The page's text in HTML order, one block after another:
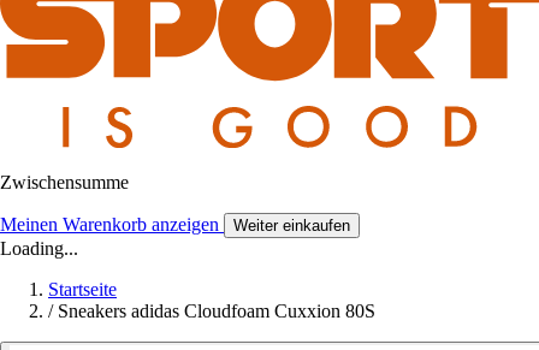
Zwischensumme
Meinen Warenkorb anzeigen Weiter einkaufen
Loading...
Startseite
/ Sneakers adidas Cloudfoam Cuxxion 80S